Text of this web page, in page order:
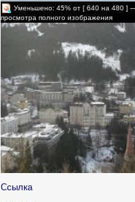
Уменьшено: 45% от [ 640 на 480 ]
просмотра полного изображения
Ссылка